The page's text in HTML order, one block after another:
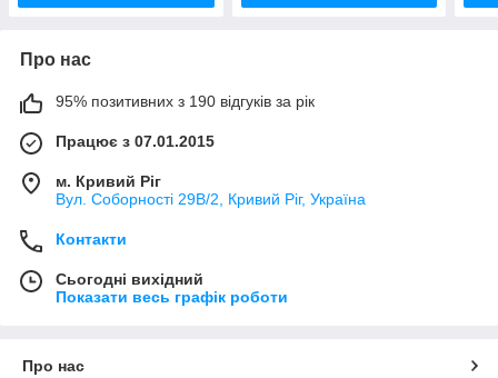
Про нас
95% позитивних з 190 відгуків за рік
Працює з 07.01.2015
м. Кривий Ріг
Вул. Соборності 29В/2, Кривий Ріг, Україна
Контакти
Сьогодні вихідний
Показати весь графік роботи
Про нас